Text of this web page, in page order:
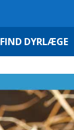
FIND DYRLÆGE